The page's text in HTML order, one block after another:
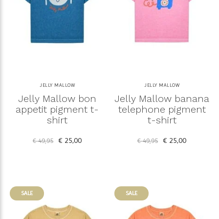
JELLY MALLOW
Jelly Mallow bon
appetit pigment t-
shirt
€ 49,95 € 25,00
JELLY MALLOW
Jelly Mallow banana
telephone pigment
t-shirt
€ 49,95 € 25,00
SALE SALE